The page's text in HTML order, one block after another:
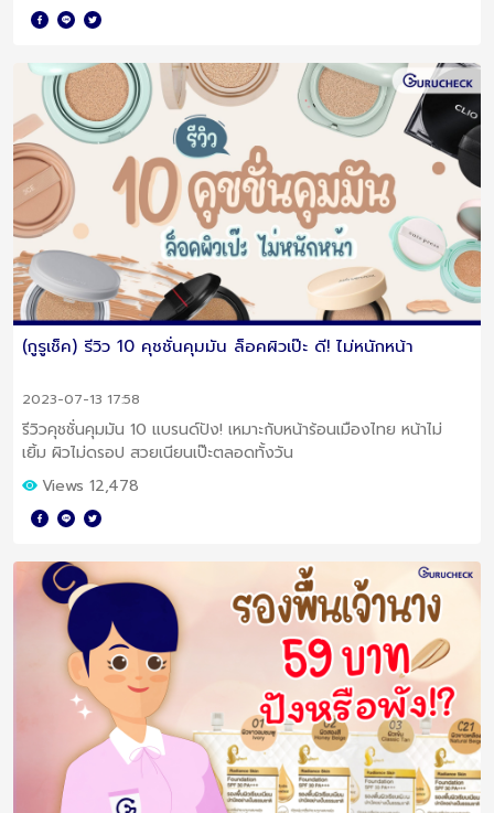
(กูรูเช็ค) รีวิว 10 คุชชั่นคุมมัน ล็อคผิวเป๊ะ ดี! ไม่หนักหน้า
2023-07-13 17:58
รีวิวคุชชั่นคุมมัน 10 แบรนด์ปัง! เหมาะกับหน้าร้อนเมืองไทย หน้าไม่
เยิ้ม ผิวไม่ดรอป สวยเนียนเป๊ะตลอดทั้งวัน
Views 12,478